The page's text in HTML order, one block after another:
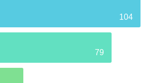
104
79